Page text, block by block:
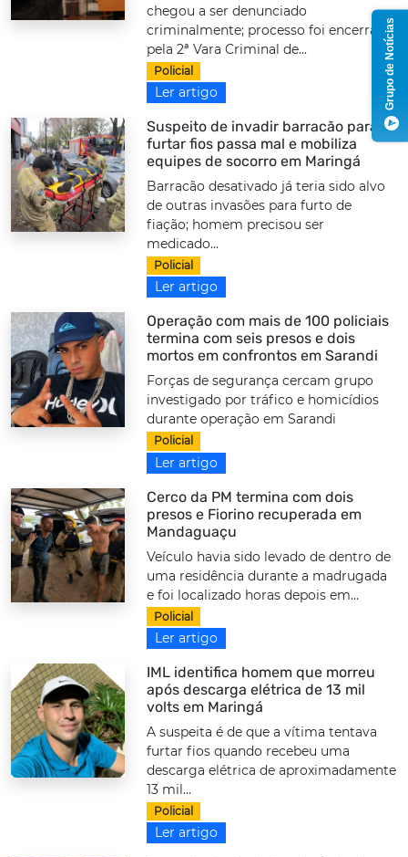
chegou a ser denunciado
criminalmente; processo foi encerrado
pela 2ª Vara Criminal de...
Policial
Ler artigo
Suspeito de invadir barracão para
furtar fios passa mal e mobiliza
equipes de socorro em Maringá
Barracão desativado já teria sido alvo
de outras invasões para furto de
fiação; homem precisou ser
medicado...
Policial
Ler artigo
Operação com mais de 100 policiais
termina com seis presos e dois
mortos em confrontos em Sarandi
Forças de segurança cercam grupo
investigado por tráfico e homicídios
durante operação em Sarandi
Policial
Ler artigo
Cerco da PM termina com dois
presos e Fiorino recuperada em
Mandaguaçu
Veículo havia sido levado de dentro de
uma residência durante a madrugada
e foi localizado horas depois em...
Policial
Ler artigo
IML identifica homem que morreu
após descarga elétrica de 13 mil
volts em Maringá
A suspeita é de que a vítima tentava
furtar fios quando recebeu uma
descarga elétrica de aproximadamente
13 mil...
Policial
Ler artigo
Grupo de Notícias